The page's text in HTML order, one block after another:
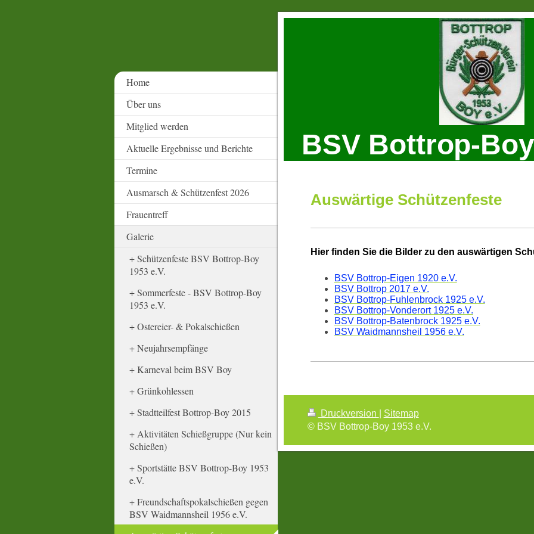
BSV Bottrop-
Auswärtige Schützenfeste
Hier finden Sie die Bilder zu den auswärtigen
BSV Bottrop-Eigen 1920 e.V.
BSV Bottrop 2017 e.V.
BSV Bottrop-Fuhlenbrock 1925 e.V.
BSV Bottrop-Vonderort 1925 e.V.
BSV Bottrop-Batenbrock 1925 e.V.
BSV Waidmannsheil 1956 e.V.
Druckversion
Sitemap
© BSV Bottrop-Boy 1953 e.V.
Home
Über uns
Mitglied werden
Aktuelle Ergebnisse und Berichte
Termine
Ausmarsch & Schützenfest 2026
Frauentreff
Galerie
Schützenfeste BSV Bottrop-Boy
1953 e.V.
Sommerfeste - BSV Bottrop-Boy
1953 e.V.
Ostereier- & Pokalschießen
Neujahrsempfänge
Karneval beim BSV Boy
Grünkohlessen
Stadtteilfest Bottrop-Boy 2015
Aktivitäten Schießgruppe (Nur kein
Schießen)
Sportstätte BSV Bottrop-Boy 1953
e.V.
Freundschaftspokalschießen gegen
BSV Waidmannsheil 1956 e.V.